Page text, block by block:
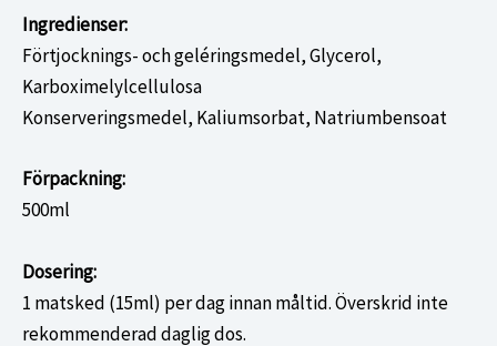
Ingredienser:
Förtjocknings- och geléringsmedel, Glycerol,
Karboximelylcellulosa
Konserveringsmedel, Kaliumsorbat, Natriumbensoat
Förpackning:
500ml
Dosering:
1 matsked (15ml) per dag innan måltid. Överskrid inte
rekommenderad daglig dos.